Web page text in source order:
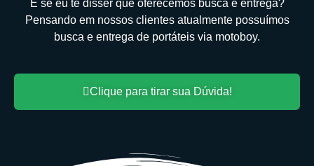
E se eu te disser que oferecemos busca e entrega?
Pensando em nossos clientes atualmente possuímos
busca e entrega de portáteis via motoboy.
Clique para tirar sua Dúvida!